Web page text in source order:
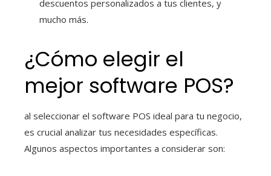
descuentos personalizados a tus clientes, y
mucho más.
¿Cómo elegir el
mejor software POS?
al seleccionar el software POS ideal para tu negocio,
es crucial analizar tus necesidades específicas.
Algunos aspectos importantes a considerar son: